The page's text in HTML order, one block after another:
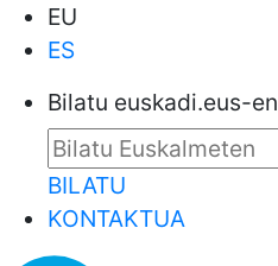
EU
ES
Bilatu euskadi.eus-en
BILATU
KONTAKTUA